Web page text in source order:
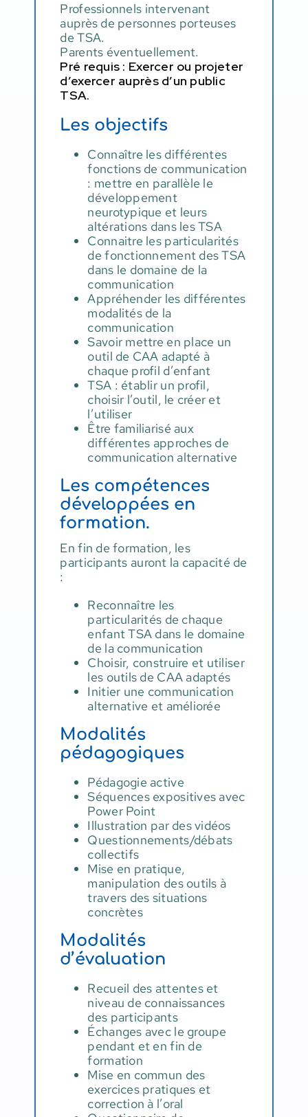
Professionnels intervenant
auprès de personnes porteuses
de TSA.
Parents éventuellement.
Pré requis : Exercer ou projeter
d’exercer auprès d’un public
TSA.
Les objectifs
Connaître les différentes
fonctions de communication
: mettre en parallèle le
développement
neurotypique et leurs
altérations dans les TSA
Connaitre les particularités
de fonctionnement des TSA
dans le domaine de la
communication
Appréhender les différentes
modalités de la
communication
Savoir mettre en place un
outil de CAA adapté à
chaque profil d’enfant
TSA : établir un profil,
choisir l’outil, le créer et
l’utiliser
Être familiarisé aux
différentes approches de
communication alternative
Les compétences
développées en
formation.
En fin de formation, les
participants auront la capacité de
:
Reconnaître les
particularités de chaque
enfant TSA dans le domaine
de la communication
Choisir, construire et utiliser
les outils de CAA adaptés
Initier une communication
alternative et améliorée
Modalités
pédagogiques
Pédagogie active
Séquences expositives avec
Power Point
Illustration par des vidéos
Questionnements/débats
collectifs
Mise en pratique,
manipulation des outils à
travers des situations
concrètes
Modalités
d’évaluation
Recueil des attentes et
niveau de connaissances
des participants
Échanges avec le groupe
pendant et en fin de
formation
Mise en commun des
exercices pratiques et
correction à l’oral